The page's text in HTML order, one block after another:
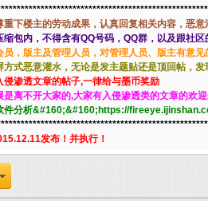
重下楼主的劳动成果，认真回复相关内容，恶意
包内，不得含有QQ号码，QQ群，以及跟社
员，版主及管理人员，对管理人员、版主有意
方式恶意灌水，无论是发主题贴还是顶回帖，
侵渗透文章的帖子,一律给与墨币奖励
是离不开大家的,大家有入侵渗透类的文章的欢
件分析&#160;&#160;https://
发布！并执行！